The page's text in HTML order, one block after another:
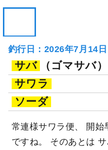
釣行日：2026年7月14
サバ
（ゴマサバ）
サワラ
ソーダ
常連様サワラ便、 開
ですね。 そのあとは